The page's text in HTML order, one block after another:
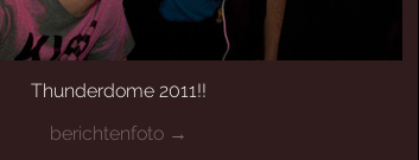
Thunderdome 2011!!
berichtenfoto →